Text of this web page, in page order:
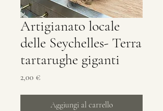
Artigianato locale
delle Seychelles- Terra
tartarughe giganti
2,00 €Prezzo
Aggiungi al carrello